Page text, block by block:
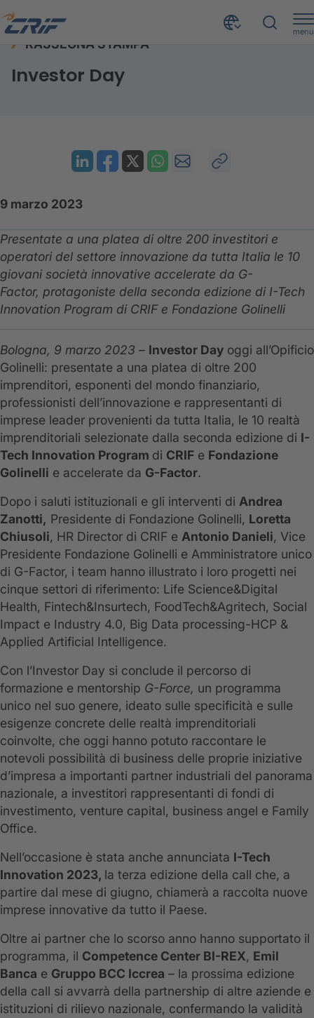
menu
Home Risorse Rassegna stampa
RASSEGNA STAMPA
Investor Day
9 marzo 2023
Presentate a una platea di oltre 200 investitori e
operatori del settore innovazione da tutta Italia le 10
giovani società innovative accelerate da G-
Factor, protagoniste della seconda edizione di I-Tech
Innovation Program di CRIF e Fondazione Golinelli
Bologna, 9 marzo 2023 – Investor Day oggi all’Opificio
Golinelli: presentate a una platea di oltre 200
imprenditori, esponenti del mondo finanziario,
professionisti dell’innovazione e rappresentanti di
imprese leader provenienti da tutta Italia, le 10 realtà
imprenditoriali selezionate dalla seconda edizione di I-
Tech Innovation Program di CRIF e Fondazione
Golinelli e accelerate da G-Factor.
Dopo i saluti istituzionali e gli interventi di Andrea
Zanotti, Presidente di Fondazione Golinelli, Loretta
Chiusoli, HR Director di CRIF e Antonio Danieli, Vice
Presidente Fondazione Golinelli e Amministratore unico
di G-Factor, i team hanno illustrato i loro progetti nei
cinque settori di riferimento: Life Science&Digital
Health, Fintech&Insurtech, FoodTech&Agritech, Social
Impact e Industry 4.0, Big Data processing-HCP &
Applied Artificial Intelligence.
Con l’Investor Day si conclude il percorso di
formazione e mentorship G-Force, un programma
unico nel suo genere, ideato sulle specificità e sulle
esigenze concrete delle realtà imprenditoriali
coinvolte, che oggi hanno potuto raccontare le
notevoli possibilità di business delle proprie iniziative
d’impresa a importanti partner industriali del panorama
nazionale, a investitori rappresentanti di fondi di
investimento, venture capital, business angel e Family
Office.
Nell’occasione è stata anche annunciata I-Tech
Innovation 2023, la terza edizione della call che, a
partire dal mese di giugno, chiamerà a raccolta nuove
imprese innovative da tutto il Paese.
Oltre ai partner che lo scorso anno hanno supportato il
programma, il Competence Center BI-REX, Emil
Banca e Gruppo BCC Iccrea – la prossima edizione
della call si avvarrà della partnership di altre aziende e
istituzioni di rilievo nazionale, confermando la validità